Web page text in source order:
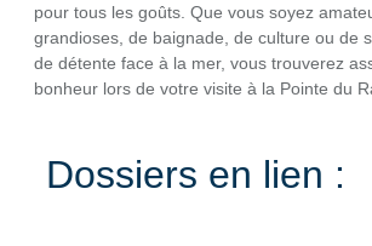
pour tous les goûts. Que vous soyez
grandioses, de baignade, de culture ou de
de détente face à la mer, vous trouverez
bonheur lors de votre visite à la Pointe du
Dossiers en lien :